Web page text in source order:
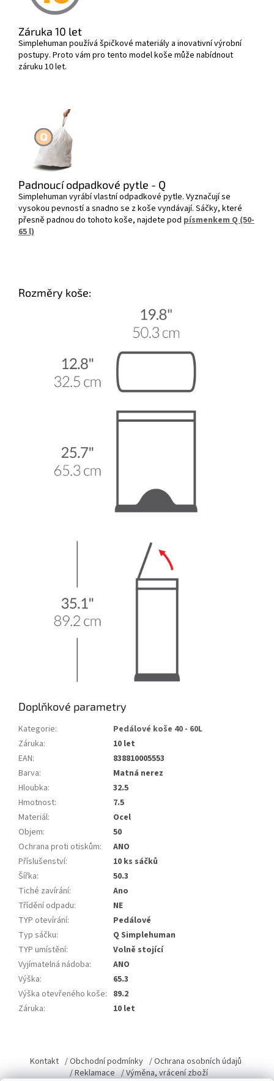
Záruka 10 let
Simplehuman používá špičkové materiály a inovativní výrobní
postupy. Proto vám pro tento model koše může nabídnout
záruku 10 let.
Padnoucí odpadkové pytle - Q
Simplehuman vyrábí vlastní odpadkové pytle. Vyznačují se
vysokou pevností a snadno se z koše vyndávají. Sáčky, které
přesně padnou do tohoto koše, najdete pod písmenkem Q (50-
65 l)
Rozměry koše:
Doplňkové parametry
Kategorie:
Pedálové koše 40 - 60L
Záruka:
10 let
EAN:
838810005553
Barva:
Matná nerez
Hloubka:
32.5
Hmotnost:
7.5
Materiál:
Ocel
Objem:
50
Ochrana proti otiskům:
ANO
Příslušenství:
10 ks sáčků
Šířka:
50.3
Tiché zavírání:
Ano
Třídění odpadu:
NE
TYP otevírání:
Pedálové
Typ sáčku:
Q Simplehuman
TYP umístění:
Volně stojící
Vyjímatelná nádoba:
ANO
Výška:
65.3
Výška otevřeného koše: 89.2
Záruka: 10 let
p
Kontakt / Obchodní podmínky / Ochrana osobních údajů
/ Reklamace / Výměna, vrácení zboží